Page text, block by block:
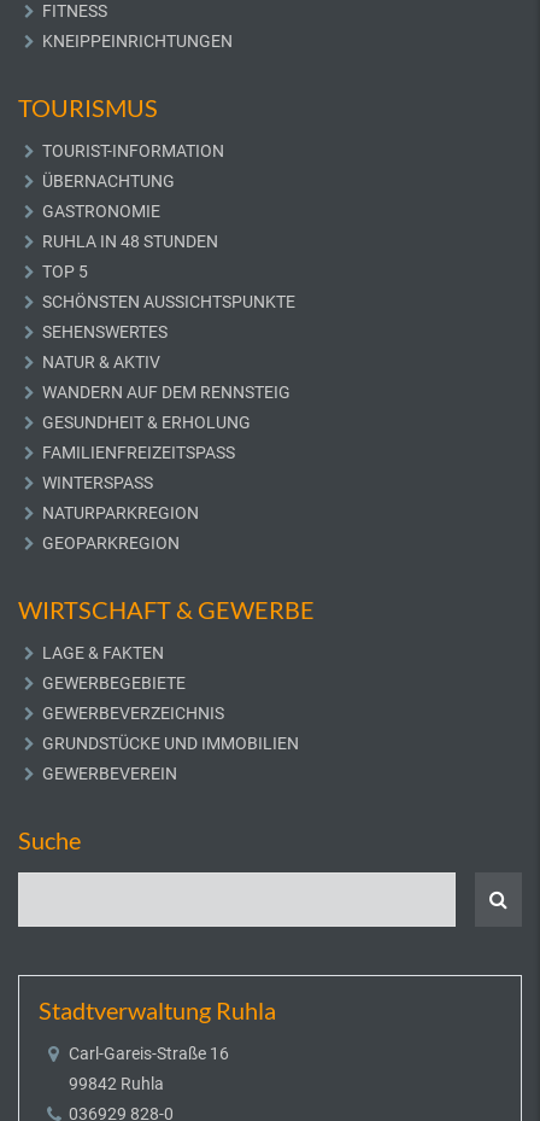
FITNESS
KNEIPPEINRICHTUNGEN
TOURISMUS
TOURIST-INFORMATION
ÜBERNACHTUNG
GASTRONOMIE
RUHLA IN 48 STUNDEN
TOP 5
SCHÖNSTEN AUSSICHTSPUNKTE
SEHENSWERTES
NATUR & AKTIV
WANDERN AUF DEM RENNSTEIG
GESUNDHEIT & ERHOLUNG
FAMILIENFREIZEITSPASS
WINTERSPASS
NATURPARKREGION
GEOPARKREGION
WIRTSCHAFT & GEWERBE
LAGE & FAKTEN
GEWERBEGEBIETE
GEWERBEVERZEICHNIS
GRUNDSTÜCKE UND IMMOBILIEN
GEWERBEVEREIN
Suche
Stadtverwaltung Ruhla
Carl-Gareis-Straße 16
99842 Ruhla
036929 828-0